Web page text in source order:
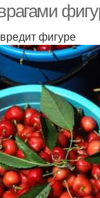
Арбуз
фигуре